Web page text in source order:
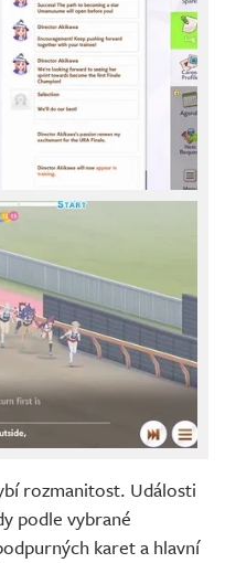
rozmanitost. Události
podle vybrané
karet a hlavní